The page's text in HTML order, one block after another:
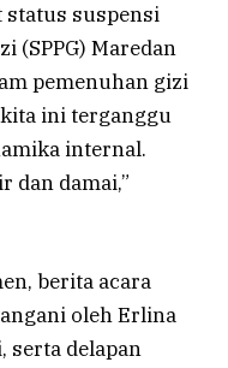
status suspensi
(SPPG) Maredan
pemenuhan gizi
ini terganggu
internal.
dan damai,”
berita acara
oleh Erlina
serta delapan